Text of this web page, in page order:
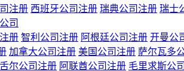
注册 西班牙公司注册 瑞典公司注册 瑞士
司
册 智利公司注册 阿根廷公司注册 开曼公
加拿大公司注册 美国公司注册 萨尔瓦多
尔公司注册 阿联酋公司注册 毛里求斯公